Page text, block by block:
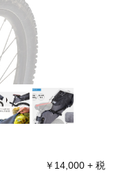
￥14,000 + 税